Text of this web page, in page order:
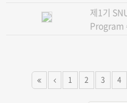
제1기
Program
1 2 3 4